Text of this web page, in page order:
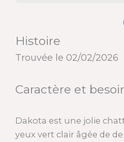
Histoire
Trouvée le 02/02/2026
Caractère et
Dakota est une jolie
yeux vert clair âgée de